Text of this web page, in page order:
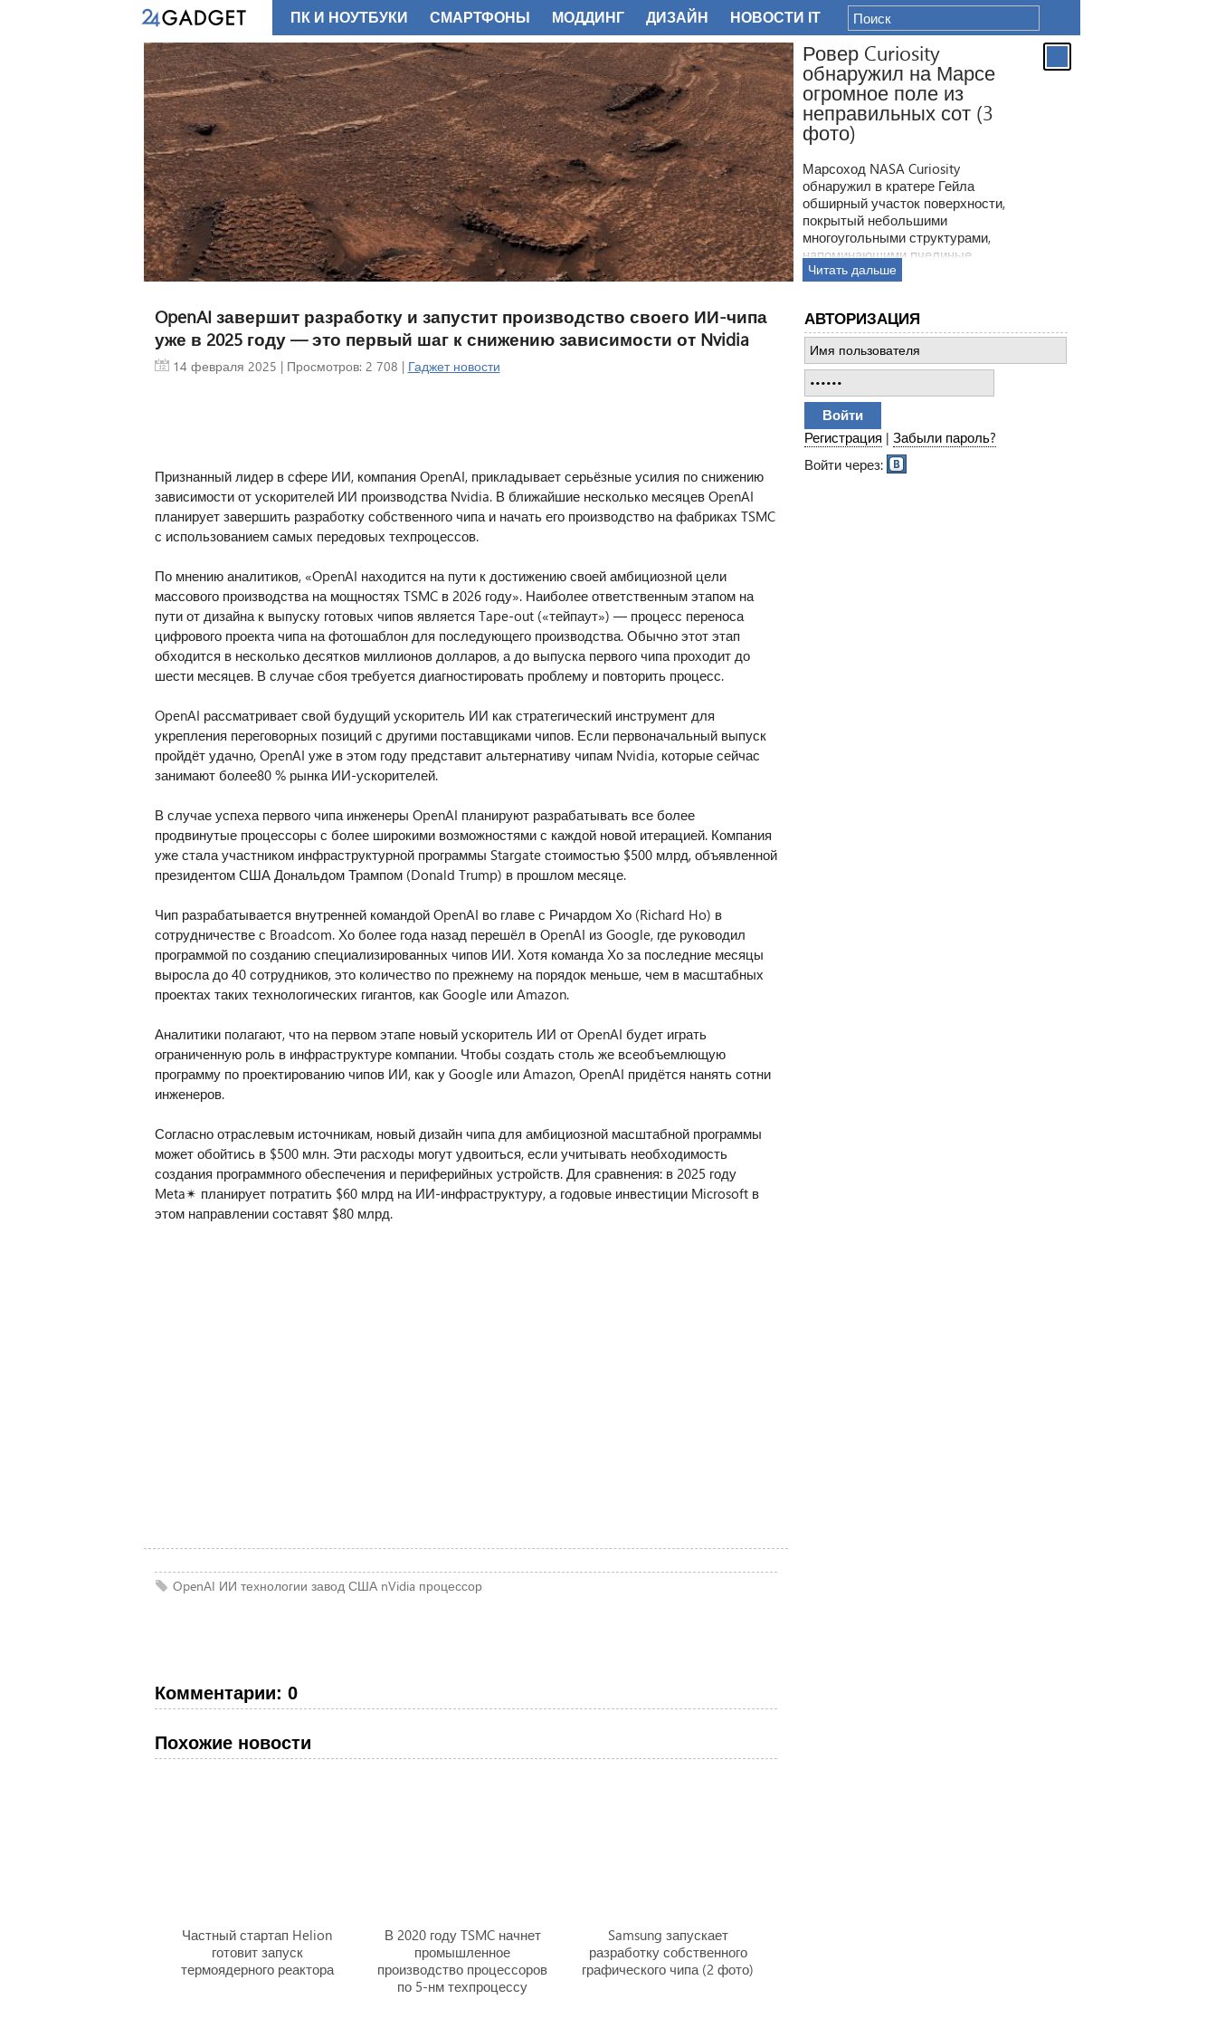
Ровер Curiosity
обнаружил на Марсе
огромное поле из
неправильных сот (3
фото)
Марсоход NASA Curiosity
обнаружил в кратере Гейла
обширный участок поверхности,
покрытый небольшими
многоугольными структурами,
напоминающими пчелиные
соты. Ранее ровер находил
затмила все предыдущее такие
открытия.
Читать дальше
OpenAI завершит разработку и запустит производство своего ИИ-чипа
уже в 2025 году — это первый шаг к снижению зависимости от Nvidia
14 февраля 2025 | Просмотров: 2 708 | Гаджет новости
Признанный лидер в сфере ИИ, компания OpenAI, прикладывает серьёзные усилия по снижению
зависимости от ускорителей ИИ производства Nvidia. В ближайшие несколько месяцев OpenAI
планирует завершить разработку собственного чипа и начать его производство на фабриках TSMC
с использованием самых передовых техпроцессов.
По мнению аналитиков, «OpenAI находится на пути к достижению своей амбициозной цели
массового производства на мощностях TSMC в 2026 году». Наиболее ответственным этапом на
пути от дизайна к выпуску готовых чипов является Tape-out («тейпаут») — процесс переноса
цифрового проекта чипа на фотошаблон для последующего производства. Обычно этот этап
обходится в несколько десятков миллионов долларов, а до выпуска первого чипа проходит до
шести месяцев. В случае сбоя требуется диагностировать проблему и повторить процесс.
OpenAI рассматривает свой будущий ускоритель ИИ как стратегический инструмент для
укрепления переговорных позиций с другими поставщиками чипов. Если первоначальный выпуск
пройдёт удачно, OpenAI уже в этом году представит альтернативу чипам Nvidia, которые сейчас
занимают более80 % рынка ИИ-ускорителей.
В случае успеха первого чипа инженеры OpenAI планируют разрабатывать все более
продвинутые процессоры с более широкими возможностями с каждой новой итерацией. Компания
уже стала участником инфраструктурной программы Stargate стоимостью $500 млрд, объявленной
президентом США Дональдом Трампом (Donald Trump) в прошлом месяце.
Чип разрабатывается внутренней командой OpenAI во главе с Ричардом Хо (Richard Ho) в
сотрудничестве с Broadcom. Хо более года назад перешёл в OpenAI из Google, где руководил
программой по созданию специализированных чипов ИИ. Хотя команда Хо за последние месяцы
выросла до 40 сотрудников, это количество по прежнему на порядок меньше, чем в масштабных
проектах таких технологических гигантов, как Google или Amazon.
Аналитики полагают, что на первом этапе новый ускоритель ИИ от OpenAI будет играть
ограниченную роль в инфраструктуре компании. Чтобы создать столь же всеобъемлющую
программу по проектированию чипов ИИ, как у Google или Amazon, OpenAI придётся нанять сотни
инженеров.
Согласно отраслевым источникам, новый дизайн чипа для амбициозной масштабной программы
может обойтись в $500 млн. Эти расходы могут удвоиться, если учитывать необходимость
создания программного обеспечения и периферийных устройств. Для сравнения: в 2025 году
Meta✴ планирует потратить $60 млрд на ИИ-инфраструктуру, а годовые инвестиции Microsoft в
этом направлении составят $80 млрд.
OpenAI ИИ технологии завод США nVidia процессор
Комментарии: 0
Похожие новости
Частный стартап Helion
готовит запуск
термоядерного реактора
В 2020 году TSMC начнет
промышленное
производство процессоров
по 5-нм техпроцессу
Samsung запускает
разработку собственного
графического чипа (2 фото)
АВТОРИЗАЦИЯ
Регистрация | Забыли пароль?
Войти через:
ПК И НОУТБУКИ СМАРТФОНЫ МОДДИНГ ДИЗАЙН НОВОСТИ IT
ФОТО